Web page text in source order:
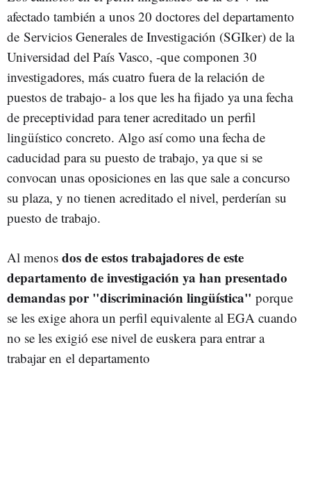
afectado también a unos 20 doctores del departamento
de Servicios Generales de Investigación (SGIker) de la
Universidad del País Vasco, -que componen 30
investigadores, más cuatro fuera de la relación de
puestos de trabajo- a los que les ha fijado ya una fecha
de preceptividad para tener acreditado un perfil
lingüístico concreto. Algo así como una fecha de
caducidad para su puesto de trabajo, ya que si se
convocan unas oposiciones en las que sale a concurso
su plaza, y no tienen acreditado el nivel, perderían su
puesto de trabajo.
Al menos dos de estos trabajadores de este
departamento de investigación ya han presentado
demandas por "discriminación lingüística" porque
se les exige ahora un perfil equivalente al EGA cuando
no se les exigió ese nivel de euskera para entrar a
trabajar en el departamento